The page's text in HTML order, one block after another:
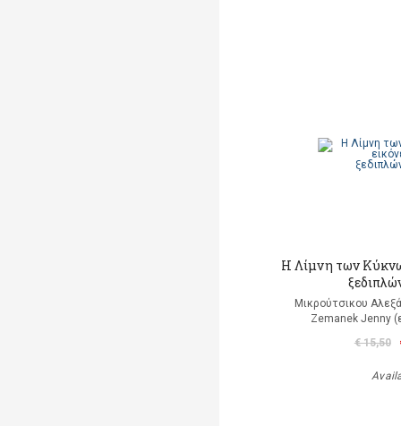
Η Λίμνη των
Μικρούτσικου
Zemanek Jenny
€ 15,50